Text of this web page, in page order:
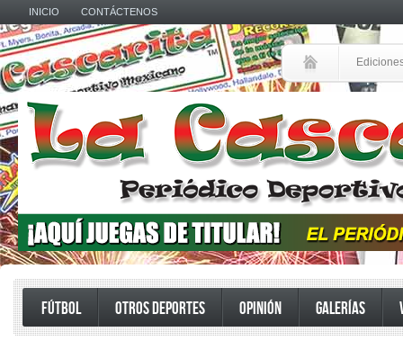
INICIO CONTÁCTENOS
FÚTBOL OTROS DEPORTES OPINIÓN GALERÍAS